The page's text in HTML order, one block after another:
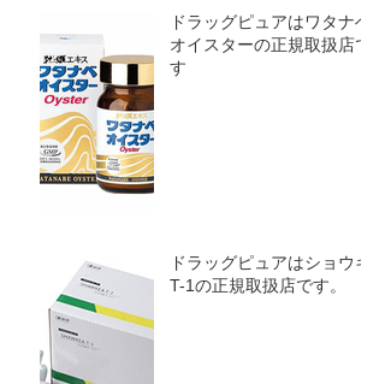
ドラッグピュアはワタナベ
オイスターの正規取扱店で
す
ドラッグピュアはショウキ
T-1の正規取扱店です。